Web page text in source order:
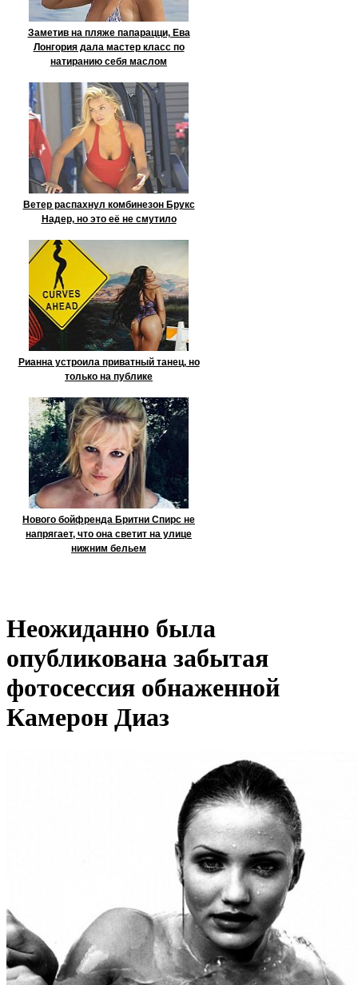
Заметив на пляже папарацци, Ева
Лонгория дала мастер класс по
натиранию себя маслом
Ветер распахнул комбинезон Брукс
Надер, но это её не смутило
Рианна устроила приватный танец, но
только на публике
Нового бойфренда Бритни Спирс не
напрягает, что она светит на улице
нижним бельем
Неожиданно была
опубликована забытая
фотосессия обнаженной
Камерон Диаз